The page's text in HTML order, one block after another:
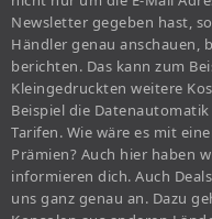
Newsletter gegeben hast,
Händler genau anschauen,
berichten. Das kann zum
Kleingedruckten weitere
Beispiel die
Tarifen. Wie wäre es mit
Prämien? Auch hier haben
informieren dich. Auch
uns ganz genau an. Dazu